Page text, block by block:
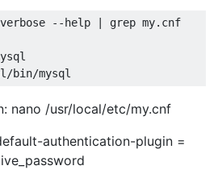
-- help | grep my.cnf
nano /usr/local/etc/my.cnf
authentication-plugin =